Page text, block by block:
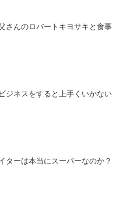
さんのロバートキヨサキと食事
ジネスをすると上手くいかない
ターは本当にスーパーなのか？